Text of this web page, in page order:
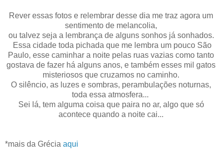
Rever essas fotos e relembrar desse dia me traz agora um
sentimento de melancolia,
ou talvez seja a lembrança de alguns sonhos já sonhados.
Essa cidade toda pichada que me lembra um pouco São
Paulo, esse caminhar a noite pelas ruas vazias como tanto
gostava de fazer há alguns anos, e também esses mil gatos
misteriosos que cruzamos no caminho.
O silêncio, as luzes e sombras, perambulações noturnas,
toda essa atmosfera...
Sei lá, tem alguma coisa que paira no ar, algo que só
acontece quando a noite cai...
*mais da Grécia aqui